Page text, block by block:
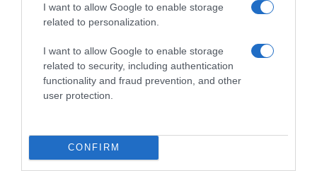
I want to allow Google to enable storage
related to personalization.
I want to allow Google to enable storage
related to security, including authentication
functionality and fraud prevention, and other
user protection.
CONFIRM
Calibre: 3 x 120g Condiciones y/o fecha de
consumo una vez abierto el envase: Conservar en
lugar fresco y seco. Evitar la exposición
prolongada a la luz solar. Una vez abierto
conservar en frío y consumir antes de 5 días.
Denominación legal: Aceitunas verdes manzanilla
- 41830 Huevar del Aljarafe (Sevilla) Lugar de
procedencia del alimento: Producto de España.